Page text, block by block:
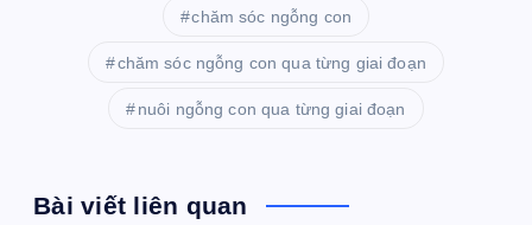
chăm sóc ngỗng con
chăm sóc ngỗng con qua từng giai đoạn
nuôi ngỗng con qua từng giai đoạn
Bài viết liên quan